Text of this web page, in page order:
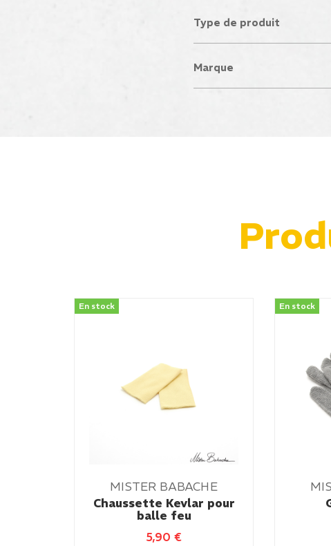
Type de produit
Marque
En stock
MISTER BABACHE
Chaussette Kevlar pour
balle feu
5,90 €
En stock